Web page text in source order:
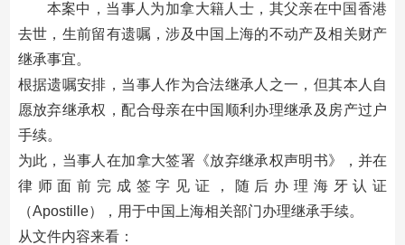
本案中，当事人为加拿大籍人士，其父亲在中国香港
去世，生前留有遗嘱，涉及中国上海的不动产及相关财产
继承事宜。
根据遗嘱安排，当事人作为合法继承人之一，但其本人自
愿放弃继承权，配合母亲在中国顺利办理继承及房产过户
手续。
为此，当事人在加拿大签署《放弃继承权声明书》，并在
律师面前完成签字见证，随后办理海牙认证
（Apostille），用于中国上海相关部门办理继承手续。
从文件内容来看：